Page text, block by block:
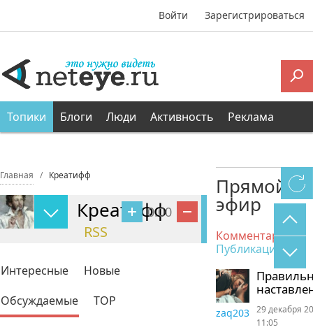
Войти Зарегистрироваться
Топики Блоги Люди Активность Реклама
Главная Креатифф
0.00
Креатифф
RSS
Интересные
Новые
Обсуждаемые
TOP
Прямой
эфир
Комментарии
Публикации
zaq203 29 декабря
11:05